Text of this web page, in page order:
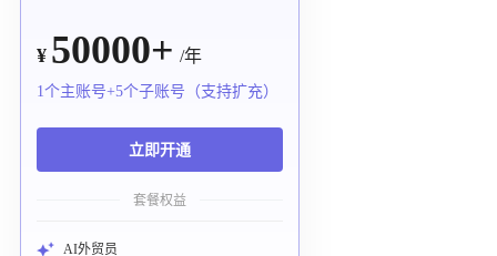
¥ 50000+ /年
1个主账号+5个子账号（支持扩充）
立即开通
套餐权益
AI外贸员